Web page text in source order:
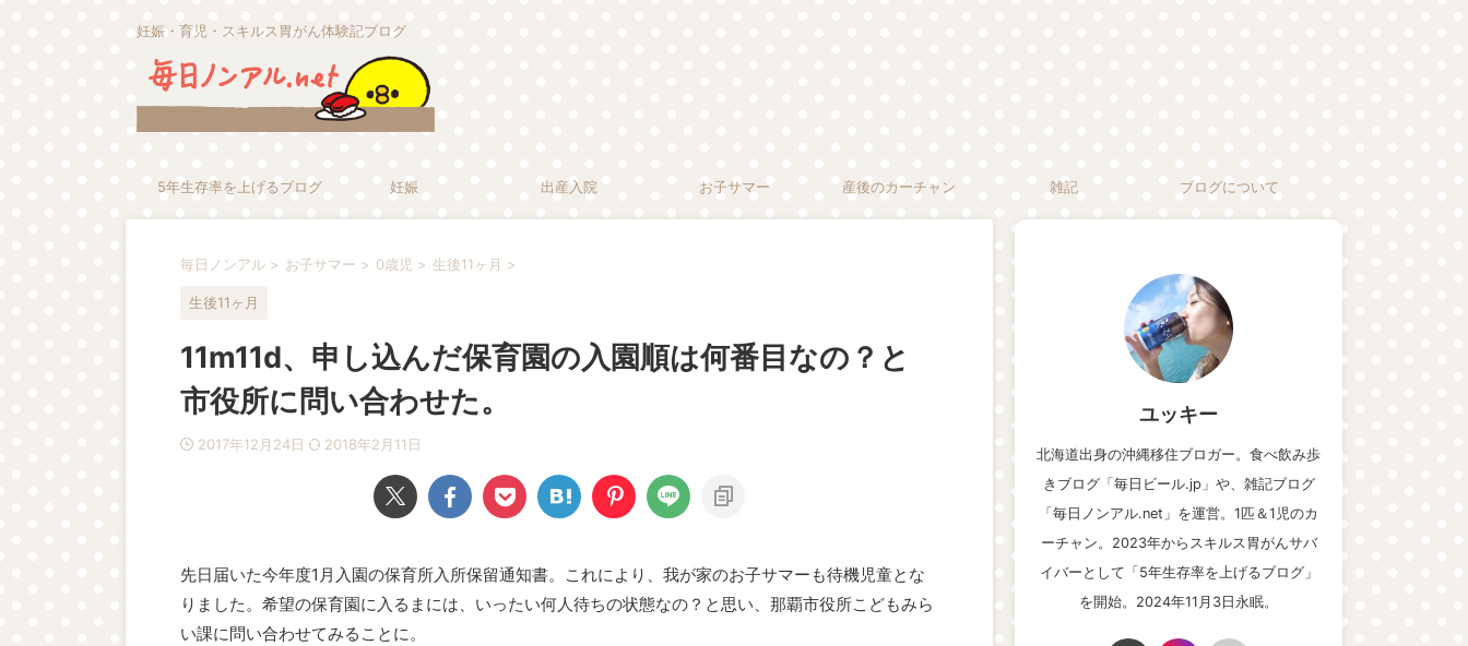
妊娠・育児・スキルス胃がん体験記ブログ
5年生存率を上げるブログ 妊娠 出産入院 お子サマー 産後のカーチャン 雑記 ブログについて
毎日ノンアル > お子サマー > 0歳児 > 生後11ヶ月 >
生後11ヶ月
11m11d、申し込んだ保育園の入園順は何番目なの？と
市役所に問い合わせた。
2017年12月24日 2018年2月11日
先日届いた今年度1月入園の保育所入所保留通知書。これにより、我が家のお子サマーも待機児童とな
りました。希望の保育園に入るまには、いったい何人待ちの状態なの？と思い、那覇市役所こどもみら
い課に問い合わせてみることに。
ユッキー
北海道出身の沖縄移住ブロガー。食べ飲み歩
きブログ「毎日ビール.jp」や、雑記ブログ
「毎日ノンアル.net」を運営。1匹＆1児のカ
ーチャン。2023年からスキルス胃がんサバ
イバーとして「5年生存率を上げるブログ」
を開始。2024年11月3日永眠。